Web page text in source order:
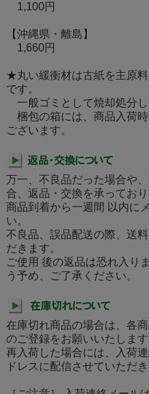
1,100円
【沖縄県・離島】
1,660円
★丸い緩衝材は古紙を主原
です。
一般ゴミとして焼却処分し
梱包の箱には、商品入荷
ございます。
万一、不良品だった場合や
合、返品・交換を承っており
商品到着から一週間 以内に
い。
不良品、誤品配送の際、送
だきます。
ご使用 後の返品は恐れ入り
う予め、ご了承ください。
在庫切れ商品の場合は、各
のご登録をお願いいたします
再入荷した場合には、入荷
ドレスに配信させていただき